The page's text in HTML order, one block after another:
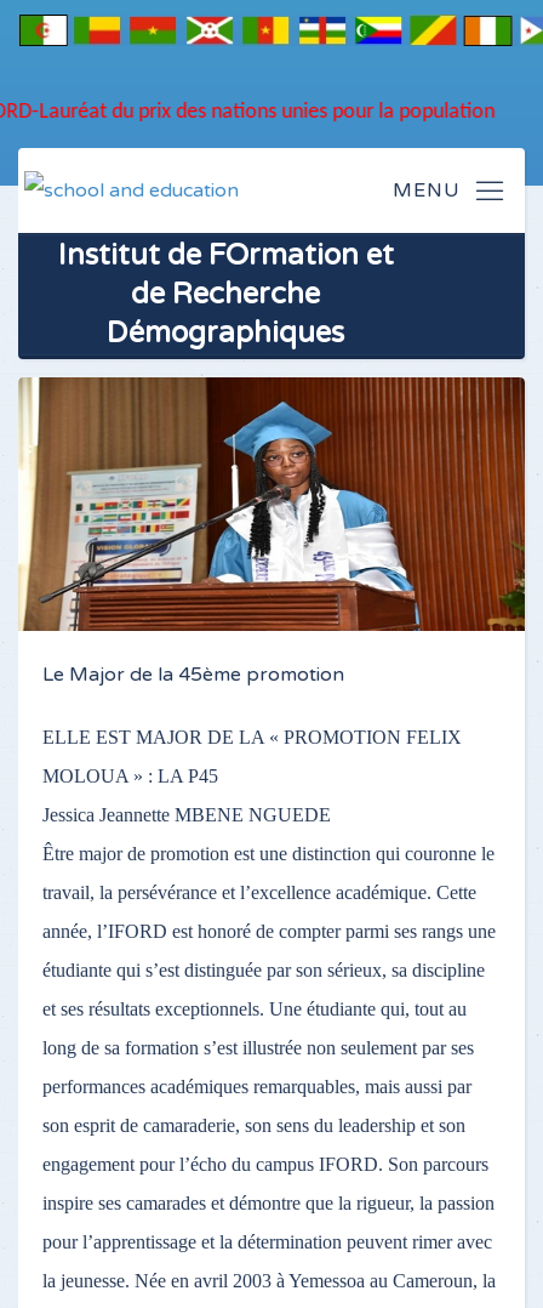
DU
Lauréat du prix des nations unies pour la population
Institut de FOrmation et
de Recherche
Démographiques
Le Major de la 45ème promotion
ELLE EST MAJOR DE LA « PROMOTION FELIX
MOLOUA » : LA P45
Jessica Jeannette MBENE NGUEDE
Être major de promotion est une distinction qui couronne le
travail, la persévérance et l’excellence académique. Cette
année, l’IFORD est honoré de compter parmi ses rangs une
étudiante qui s’est distinguée par son sérieux, sa discipline
et ses résultats exceptionnels. Une étudiante qui, tout au
long de sa formation s’est illustrée non seulement par ses
performances académiques remarquables, mais aussi par
son esprit de camaraderie, son sens du leadership et son
engagement pour l’écho du campus IFORD. Son parcours
inspire ses camarades et démontre que la rigueur, la passion
pour l’apprentissage et la détermination peuvent rimer avec
la jeunesse. Née en avril 2003 à Yemessoa au Cameroun, la